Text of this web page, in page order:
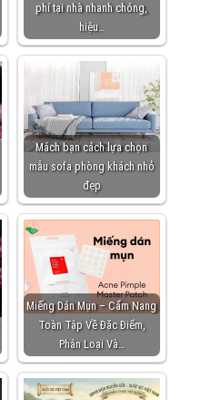
phí tại nhà nhanh chóng,
hiệu…
Mách bạn cách lựa chọn
mẫu sofa phòng khách nhỏ
đẹp
Miếng Dán Mụn – Cẩm Nang
Toàn Tập Về Đặc Điểm,
Phân Loại Và…